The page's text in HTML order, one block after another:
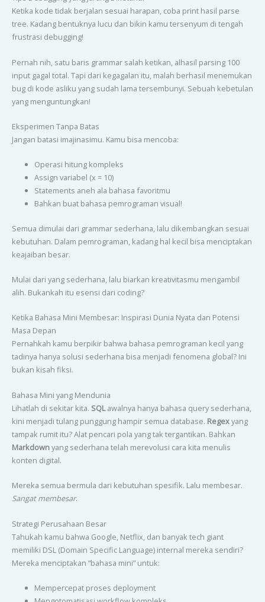
Ketika kode tidak berjalan sesuai harapan, coba print hasil parse
tree. Kadang bentuknya lucu dan bikin kamu tersenyum di tengah
frustrasi debugging!
Pernah nih, satu baris grammar salah ketikan, alhasil parsing 100
input gagal total. Tapi dari kegagalan itu, malah berhasil menemukan
bug di kode asliku yang sudah lama tersembunyi. Sebuah kebetulan
yang menguntungkan!
Eksperimen Tanpa Batas
Jangan batasi imajinasimu. Kamu bisa mencoba:
Operasi hitung kompleks
Assign variabel (x = 10)
Statements aneh ala bahasa favoritmu
Bahkan buat bahasa pemrograman visual!
Semua dimulai dari grammar sederhana, lalu dikembangkan sesuai
kebutuhan. Dalam pemrograman, kadang hal kecil bisa menciptakan
keajaiban besar.
Mulai dari yang sederhana, lalu biarkan kreativitasmu mengambil
alih. Bukankah itu esensi dari coding?
Ketika Bahasa Mini Membesar: Inspirasi Dunia Nyata dan Potensi
Masa Depan
Pernahkah kamu berpikir bahwa bahasa pemrograman kecil yang
tadinya hanya solusi sederhana bisa menjadi fenomena global? Ini
bukan kisah fiksi.
Bahasa Mini yang Mendunia
Lihatlah di sekitar kita. SQLawalnya hanya bahasa query sederhana,
kini menjadi tulang punggung hampir semua database. Regexyang
tampak rumit itu? Alat pencari pola yang tak tergantikan. Bahkan
Markdownyang sederhana telah merevolusi cara kita menulis
konten digital.
Mereka semua bermula dari kebutuhan spesifik. Lalu membesar.
Sangat membesar.
Strategi Perusahaan Besar
Tahukah kamu bahwa Google, Netflix, dan banyak tech giant
memiliki DSL (Domain Specific Language) internal mereka sendiri?
Mereka menciptakan “bahasa mini” untuk:
Mempercepat proses deployment